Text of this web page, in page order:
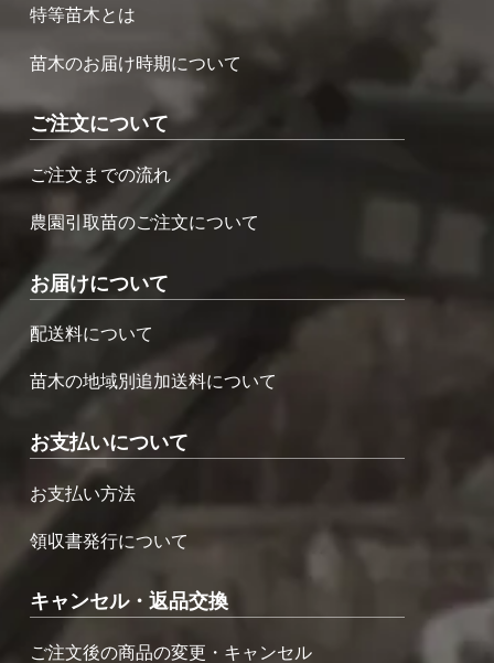
特等苗木とは
苗木のお届け時期について
ご注文について
ご注文までの流れ
農園引取苗のご注文について
お届けについて
配送料について
苗木の地域別追加送料について
お支払いについて
お支払い方法
領収書発行について
キャンセル・返品交換
ご注文後の商品の変更・キャンセル